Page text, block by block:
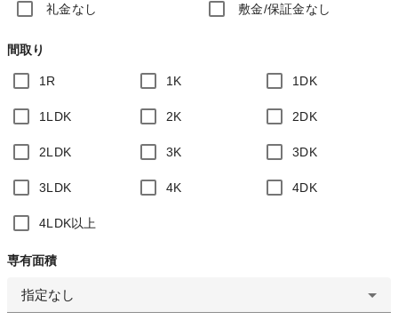
礼金なし 敷金/保証金なし
間取り
1R 1K 1DK
1LDK 2K 2DK
2LDK 3K 3DK
3LDK 4K 4DK
4LDK以上
専有面積
指定なし